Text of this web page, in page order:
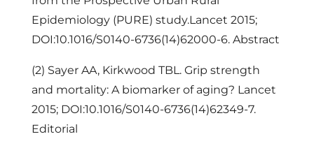
Epidemiology (PURE) study.Lancet 2015;
DOI:10.1016/S0140-6736(14)62000-6. Abstract
(2) Sayer AA, Kirkwood TBL. Grip strength
and mortality: A biomarker of aging? Lancet
2015; DOI:10.1016/S0140-6736(14)62349-7.
Editorial